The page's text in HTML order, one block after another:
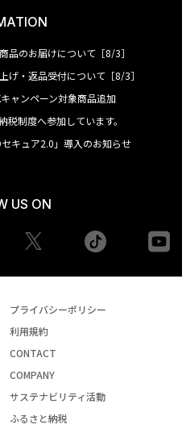
品のお届けについて［8/3］
げ・返品受付について［8/3］
キャンペーン対象商品追加
税制度へ参加しています。
キュア2.0」導入のお知らせ
US ON
tiktok
プライバシーポリシー
利用規約
CONTACT
COMPANY
サステナビリティ活動
ふるさと納税